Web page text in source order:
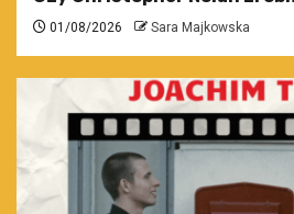
01/08/2026 Sara Majkowska